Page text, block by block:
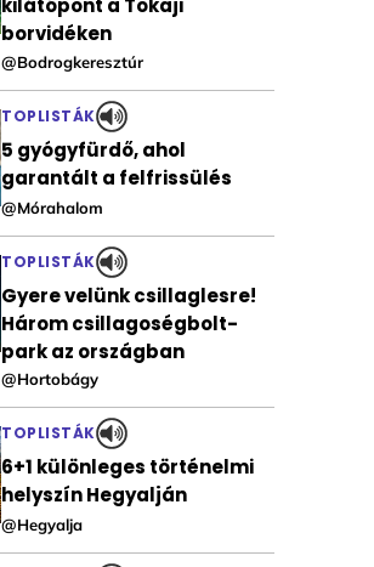
kilátópont a Tokaji
borvidéken
@Bodrogkeresztúr
TOPLISTÁK
5 gyógyfürdő, ahol
garantált a felfrissülés
@Mórahalom
TOPLISTÁK
Gyere velünk csillaglesre!
Három csillagoségbolt-
park az országban
@Hortobágy
TOPLISTÁK
6+1 különleges történelmi
helyszín Hegyalján
@Hegyalja